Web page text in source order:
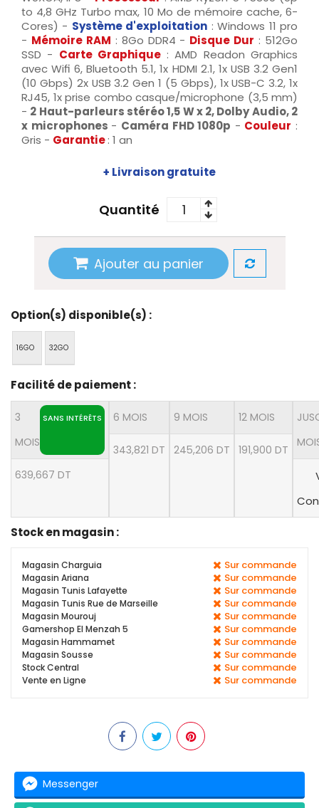
to 4,8 GHz Turbo max, 10 Mo de mémoire cache, 6-
Cores) - Système d'exploitation : Windows 11 pro
- Mémoire RAM : 8Go DDR4 - Disque Dur : 512Go
SSD - Carte Graphique: AMD Readon Graphics
avec Wifi 6, Bluetooth 5.1, 1x HDMI 2.1, 1x USB 3.2 Gen1
(10 Gbps) 2x USB 3.2 Gen 1 (5 Gbps), 1x USB-C 3.2, 1x
RJ45, 1x prise combo casque/microphone (3,5 mm)
- 2 Haut-parleurs stéréo1,5 W x 2,Dolby Audio, 2
x microphones - Caméra FHD1080p - Couleur :
Gris - Garantie: 1 an
+ Livraison gratuite
Quantité
Ajouter au panier
Option(s) disponible(s) :
16GO 32GO
Facilité de paiement :
3
MOIS
SANS INTÉRÊTS
639,667 DT
6 MOIS
343,821 DT
9 MOIS
245,206 DT
12 MOIS
191,900 DT
Stock en magasin :
Magasin Charguia Sur commande
Magasin Ariana Sur commande
Magasin Tunis Lafayette Sur commande
Magasin Tunis Rue de Marseille Sur commande
Magasin Mourouj Sur commande
Gamershop El Menzah 5 Sur commande
Magasin Hammamet Sur commande
Magasin Sousse Sur commande
Stock Central Sur commande
Vente en Ligne Sur commande
Messenger